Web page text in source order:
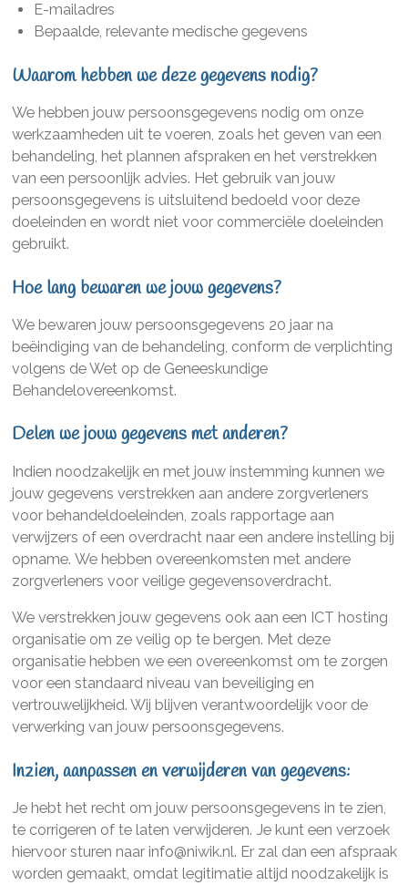
E-mailadres
Bepaalde, relevante medische gegevens
Waarom hebben we deze gegevens nodig?
We hebben jouw persoonsgegevens nodig om onze
werkzaamheden uit te voeren, zoals het geven van een
behandeling, het plannen afspraken en het verstrekken
van een persoonlijk advies. Het gebruik van jouw
persoonsgegevens is uitsluitend bedoeld voor deze
doeleinden en wordt niet voor commerciële doeleinden
gebruikt.
Hoe lang bewaren we jouw gegevens?
We bewaren jouw persoonsgegevens 20 jaar na
beëindiging van de behandeling, conform de verplichting
volgens de Wet op de Geneeskundige
Behandelovereenkomst.
Delen we jouw gegevens met anderen?
Indien noodzakelijk en met jouw instemming kunnen we
jouw gegevens verstrekken aan andere zorgverleners
voor behandeldoeleinden, zoals rapportage aan
verwijzers of een overdracht naar een andere instelling bij
opname. We hebben overeenkomsten met andere
zorgverleners voor veilige gegevensoverdracht.
We verstrekken jouw gegevens ook aan een ICT hosting
organisatie om ze veilig op te bergen. Met deze
organisatie hebben we een overeenkomst om te zorgen
voor een standaard niveau van beveiliging en
vertrouwelijkheid. Wij blijven verantwoordelijk voor de
verwerking van jouw persoonsgegevens.
Inzien, aanpassen en verwijderen van gegevens:
Je hebt het recht om jouw persoonsgegevens in te zien,
te corrigeren of te laten verwijderen. Je kunt een verzoek
hiervoor sturen naar info@niwik.nl. Er zal dan een afspraak
worden gemaakt, omdat legitimatie altijd noodzakelijk is